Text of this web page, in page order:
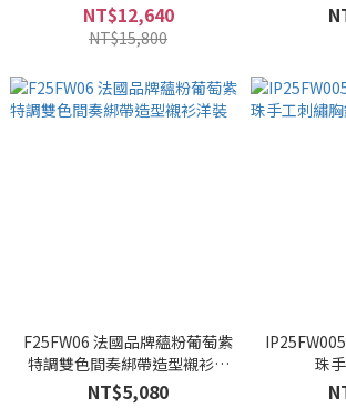
NT$12,640
NT$15,800
F25FW06 法國品牌蘊粉葡萄紫
特調雙色間奏綁帶造型襯衫洋
裝
NT$5,080
珠